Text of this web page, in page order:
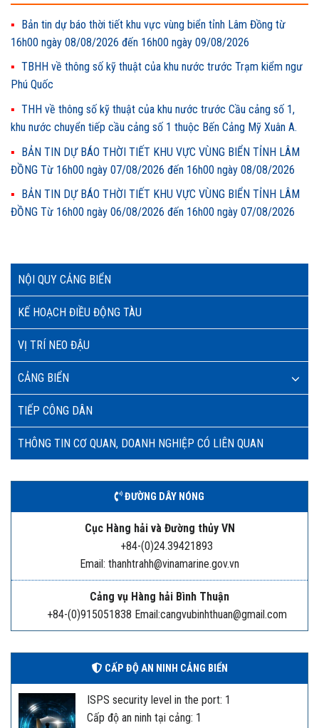
NỘI QUY CẢNG BIỂN
KẾ HOẠCH ĐIỀU ĐỘNG TÀU
VỊ TRÍ NEO ĐẬU
CẢNG BIỂN
TIẾP CÔNG DÂN
THÔNG TIN CƠ QUAN, DOANH NGHIỆP CÓ LIÊN QUAN
ĐƯỜNG DÂY NÓNG
Cục Hàng hải và Đường thủy VN
+84-(0)24.39421893
Email: thanhtrahh@vinamarine.gov.vn
Cảng vụ Hàng hải Bình Thuận
+84-(0)915051838 Email:cangvubinhthuan@gmail.com
CẤP ĐỘ AN NINH CẢNG BIỂN
ISPS security level in the port: 1
Cấp độ an ninh tại cảng: 1
Bản tin dự báo thời tiết khu vực vùng biển tỉnh Lâm Đồng từ
16h00 ngày 08/08/2026 đến 16h00 ngày 09/08/2026
TBHH về thông số kỹ thuật của khu nước trước Trạm kiểm ngư
Phú Quốc
THH về thông số kỹ thuật của khu nước trước Cầu cảng số 1,
khu nước chuyển tiếp cầu cảng số 1 thuộc Bến Cảng Mỹ Xuân A.
BẢN TIN DỰ BÁO THỜI TIẾT KHU VỰC VÙNG BIỂN TỈNH LÂM
ĐỒNG Từ 16h00 ngày 07/08/2026 đến 16h00 ngày 08/08/2026
BẢN TIN DỰ BÁO THỜI TIẾT KHU VỰC VÙNG BIỂN TỈNH LÂM
ĐỒNG Từ 16h00 ngày 06/08/2026 đến 16h00 ngày 07/08/2026